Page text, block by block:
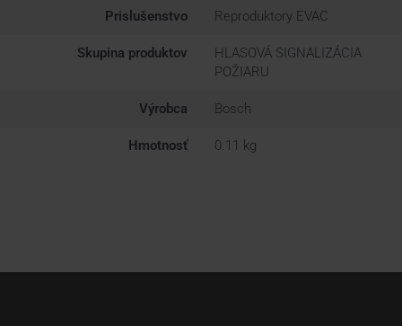
Prislušenstvo Reproduktory EVAC
Skupina produktov
HLASOVÁ SIGNALIZÁCIA
POŽIARU
Výrobca Bosch
Hmotnosť 0.11 kg